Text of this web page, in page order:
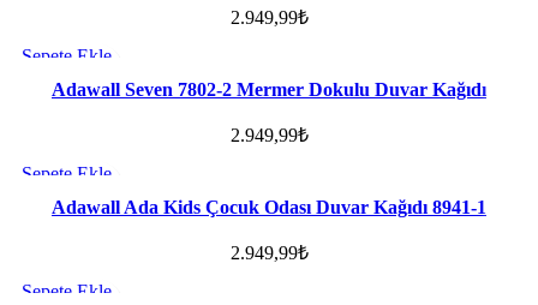
2.949,99₺
Sepete Ekle
Favorilere ekle
Adawall Seven 7802-2 Mermer Dokulu Duvar Kağıdı
2.949,99₺
Sepete Ekle
Favorilere ekle
Adawall Ada Kids Çocuk Odası Duvar Kağıdı 8941-1
2.949,99₺
Sepete Ekle